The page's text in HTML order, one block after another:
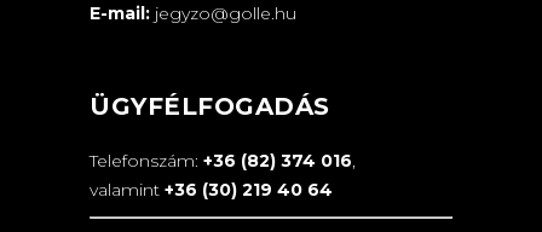
E-mail: jegyzo@golle.hu
ÜGYFÉLFOGADÁS
Telefonszám: +36 (82) 374 016,
valamint +36 (30) 219 40 64